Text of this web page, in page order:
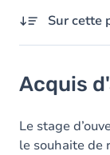
Sur cette
Contenu
Acquis
Le stage
le souhaite de